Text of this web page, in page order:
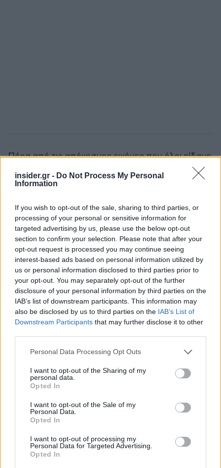
insider.gr - Do Not Process My Personal
Information
If you wish to opt-out of the sale, sharing to third parties, or
processing of your personal or sensitive information for
targeted advertising by us, please use the below opt-out
section to confirm your selection. Please note that after your
opt-out request is processed you may continue seeing
interest-based ads based on personal information utilized by
us or personal information disclosed to third parties prior to
your opt-out. You may separately opt-out of the further
disclosure of your personal information by third parties on the
IAB’s list of downstream participants. This information may
also be disclosed by us to third parties on the IAB’s List of
Downstream Participants that may further disclose it to other
Please note that this website/app uses one or more Google
not limited to your visit or usage behaviour. You may click to
grant or deny consent to Google and its third-party tags to
use your data for below specified purposes in below Google
consent section.
Personal Data Processing Opt Outs
I want to opt-out of the Sharing of my
personal data.
Opted In
I want to opt-out of the Sale of my
Personal Data.
Opted In
I want to opt-out of processing my
Personal Data for Targeted Advertising.
Opted In
Πέρα από τις απόκοσμες εικόνες που όλοι είδαμε,
» στολές και
μεταφορές των επιβατών ανά μικρές ομάδες σε
σκάφη και μετά με κλειστά οχήματα στα
αεροπλάνα, για να επιστρέψουν στις χώρες τους
με ειδικές πτήσεις, το πρωτόκολλο ασφαλείας
ήταν τόσο αυστηρό που οι επιβάτες οι οποίοι
απομακρύνθηκαν κατά την εκκένωση από το
κρουαζιερόπλοιο δεν μπόρεσαν να πάρουν τις
αποσκευές τους.
Οι αποσκευές έμειναν πίσω καθώς τους δόθηκε
εντολή να ταξιδέψουν αποκλειστικά με τα είδη
πρώτης ανάγκης, δηλαδή κινητό τηλέφωνο,
διαβατήριο, άλλα ταξιδιωτικά έγγραφα και κάποια
καθώς ο στόχος είναι το κρουαζιερόπλοιο στον
τελικό του προορισμό να υποστεί μεγάλης
έκτασης απολύμανση, θα απολυμανθούν και οι
αποσκευές των επιβατών.
Ακολουθήστε τοinsider.gr στο Google News
και μάθετε
πρώτοι όλες τιςειδήσειςαπό την Ελλάδα και τον κόσμο.